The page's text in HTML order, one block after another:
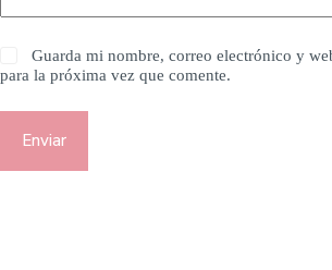
Guarda mi nombre, correo electrónico y
para la próxima vez que comente.
Enviar